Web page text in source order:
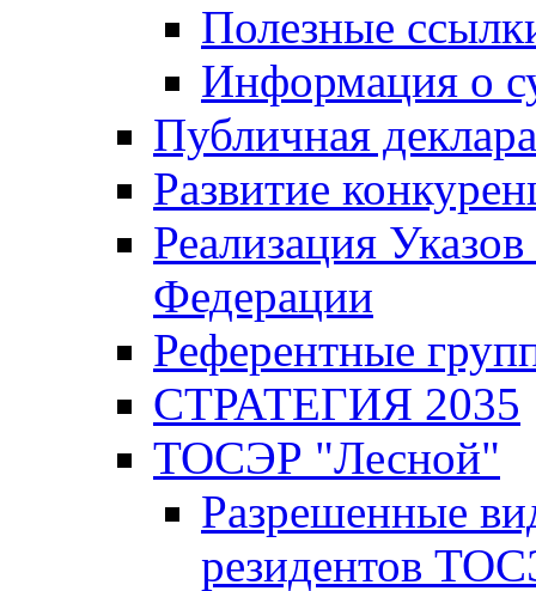
Полезные
Информация о
Публичная
Развитие
Реализация
Федерации
Референтные
СТРАТЕГИЯ 2035
ТОСЭР "Лесной"
Разрешенные
резидентов